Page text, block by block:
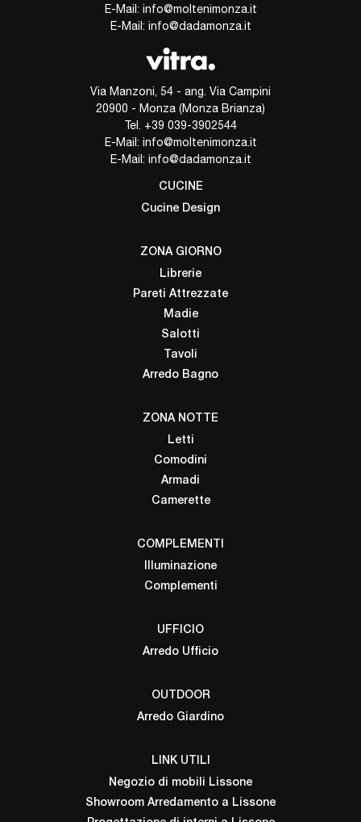
E-Mail: info@moltenimonza.it
E-Mail: info@dadamonza.it
Via Manzoni, 54 - ang. Via Campini
20900 - Monza (Monza Brianza)
Tel. +39 039-3902544
E-Mail: info@moltenimonza.it
E-Mail: info@dadamonza.it
CUCINE
Cucine Design
ZONA GIORNO
Librerie
Pareti Attrezzate
Madie
Salotti
Tavoli
Arredo Bagno
ZONA NOTTE
Letti
Comodini
Armadi
Camerette
COMPLEMENTI
Illuminazione
Complementi
UFFICIO
Arredo Ufficio
OUTDOOR
Arredo Giardino
LINK UTILI
Negozio di mobili Lissone
Showroom Arredamento a Lissone